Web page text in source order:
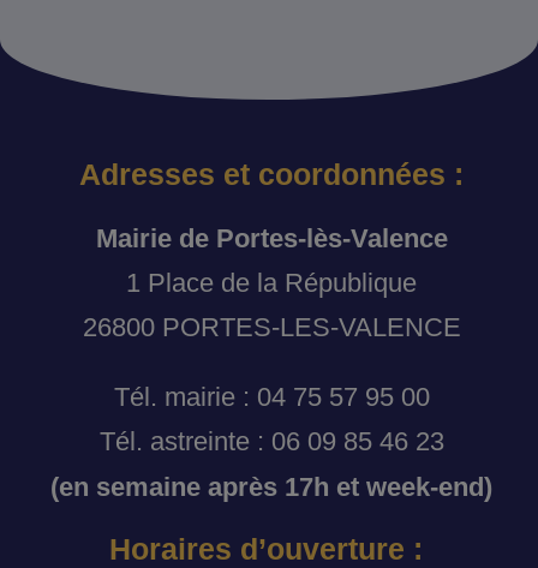
Adresses et coordonnées :
Mairie de Portes-lès-Valence
1 Place de la République
26800 PORTES-LES-VALENCE
Tél. mairie : 04 75 57 95 00
Tél. astreinte : 06 09 85 46 23
(en semaine après 17h et week-end)
Horaires d’ouverture :